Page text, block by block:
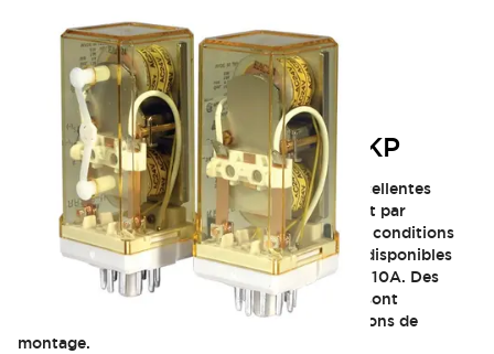
Relais de verrouillage RR2KP
Ces relais à verrouillage magnétique ont d'excellentes
performances d'auto-maintien et fonctionnent par
impulsion, ce qui leur permet de maintenir les conditions
même en cas de coupure de courant. Ils sont disponibles
avec des tensions de bobine AC et DC jusqu'à 10A. Des
socles pour rail DIN et montage sur panneau sont
disponibles pour une large gamme d'applications de
montage.